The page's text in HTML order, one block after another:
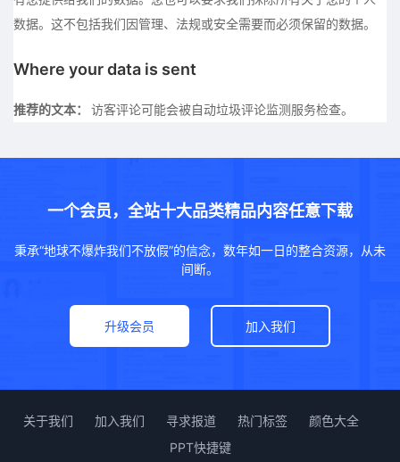
数据。这不包括我们因管理、法规或安全需要而必须保留的数据。
Where your data is sent
推荐的文本： 访客评论可能会被自动垃圾评论监测服务检查。
一个会员，全站十大品类精品内容任意下载
秉承“地球不爆炸我们不放假”的信念，数年如一日的整合资源，从未
间断。
升级会员 加入我们
关于我们 加入我们 寻求报道 热门标签
颜色大全
PPT快捷键